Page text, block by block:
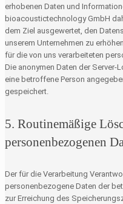
erhobenen Daten und
bioacoustictechnology GmbH
dem Ziel ausgewertet, den
unserem Unternehmen zu
für die von uns verarbeiteten
Die anonymen Daten der Server-
eine betroffene Person
gespeichert.
5. Routinemäßige
personenbezogenen
Der für die Verarbeitung
personenbezogene Daten der
zur Erreichung des